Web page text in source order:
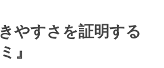
やすさを証明する
』